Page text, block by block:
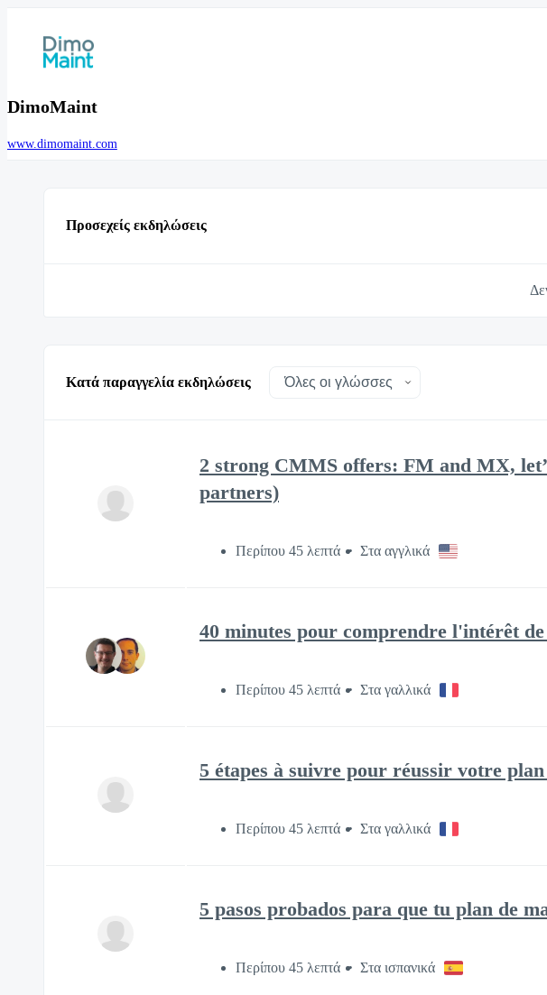
DimoMaint
www.dimomaint.com
Προσεχείς εκδηλώσεις
Κατά παραγγελία εκδηλώσεις
2 strong CMMS offers: FM and MX,
partners)
Περίπου 45 λεπτά Στα αγγλικά
40 minutes pour comprendre l'intérêt
Περίπου 45 λεπτά Στα γαλλικά
5 étapes à suivre pour réussir votre
Περίπου 45 λεπτά Στα γαλλικά
5 pasos probados para que tu plan de
Περίπου 45 λεπτά Στα ισπανικά